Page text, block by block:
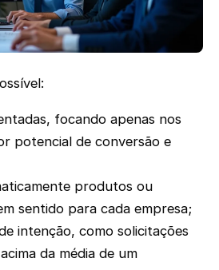
focando apenas nos
potencial de conversão e
produtos ou
sentido para cada empresa;
intenção, como solicitações
da média de um